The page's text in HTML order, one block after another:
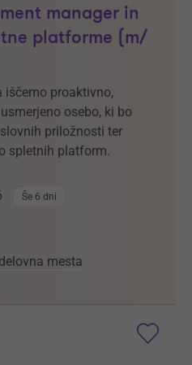
manager in
platforme (m/
iščemo proaktivno,
osebo, ki bo
priložnosti ter
spletnih platform.
Še 6 dni
mesta